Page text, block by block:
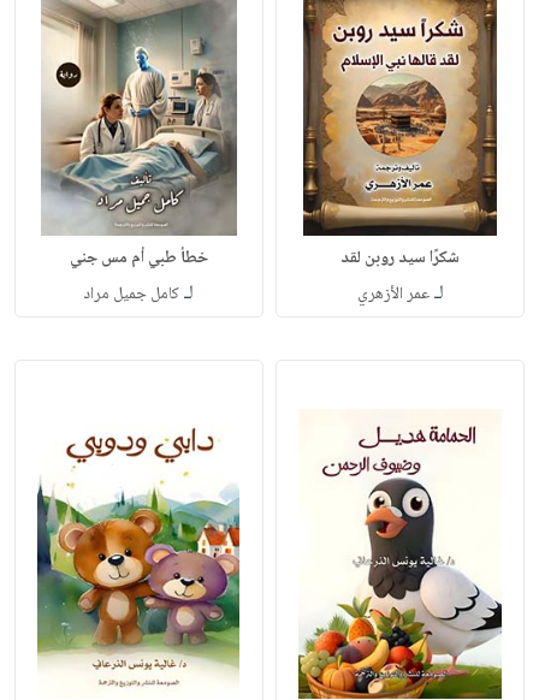
شكرًا سيد روبن لقد
لـعمر الأزهري
خطأ طبي أم مس جني
لـكامل جميل مراد